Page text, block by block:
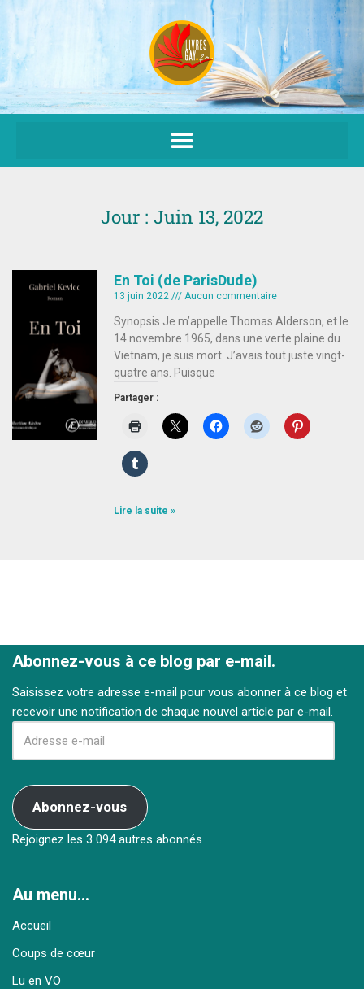
Aller
au
contenu
Jour : Juin 13, 2022
En Toi (de ParisDude)
13 juin 2022 Aucun commentaire
Synopsis Je m’appelle Thomas Alderson, et le
14 novembre 1965, dans une verte plaine du
Vietnam, je suis mort. J’avais tout juste vingt-
quatre ans. Puisque
Partager :
Lire la suite »
Abonnez-vous à ce blog par e-mail.
Saisissez votre adresse e-mail pour vous abonner à ce blog et
recevoir une notification de chaque nouvel article par e-mail.
Abonnez-vous
Rejoignez les 3 094 autres abonnés
Au menu…
Accueil
Coups de cœur
Lu en VO